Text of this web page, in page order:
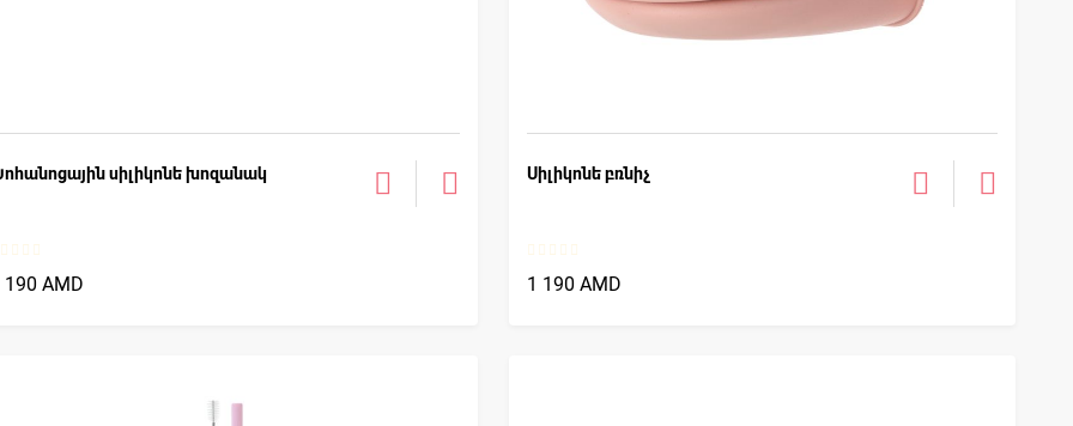
սիլիկոնե խոզանակ
190 AMD
Սիլիկոնե բռնիչ
1 190 AMD